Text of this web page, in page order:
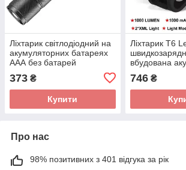
Ліхтарик світлодіодний на
акумуляторних батареях
ААА без батарей
373 ₴
Купити
Ліхтарик T6
вбудована
746₴
Про нас
98% позитивних з 401 відгука за рік